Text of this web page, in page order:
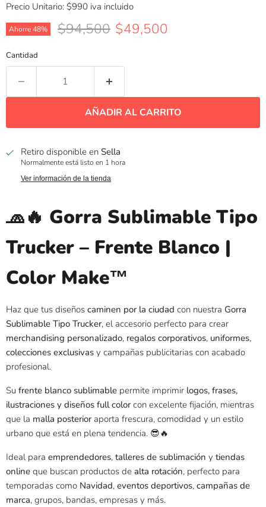
Precio Unitario: $990 iva incluido
Ahorre48% Precio original
$94,500 Precio actual
$49,500
Cantidad
AÑADIR AL CARRITO
Retiro disponible en Sella
Normalmente está listo en 1 hora
Ver información de la tienda
🧢🔥 Gorra Sublimable Tipo
Trucker – Frente Blanco |
Color Make™
Haz que tus diseños caminen por la ciudad con nuestra Gorra
Sublimable Tipo Trucker, el accesorio perfecto para crear
merchandising personalizado, regalos corporativos, uniformes,
colecciones exclusivas y campañas publicitarias con acabado
profesional.
Su frente blanco sublimable permite imprimir logos, frases,
ilustraciones y diseños full color con excelente fijación, mientras
que la malla posterior aporta frescura, comodidad y un estilo
urbano que está en plena tendencia. 😎🔥
Ideal para emprendedores, talleres de sublimación y tiendas
online que buscan productos de alta rotación, perfecto para
temporadas como Navidad, eventos deportivos, campañas de
marca, grupos, bandas, empresas y más.